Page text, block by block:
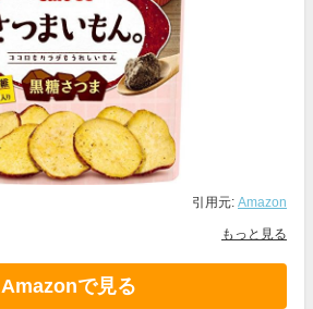
引用元: Amazon
もっと見る
Amazonで見る